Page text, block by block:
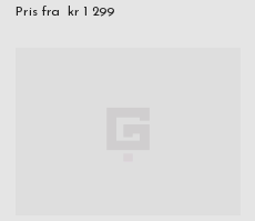
Pris fra kr 1 299